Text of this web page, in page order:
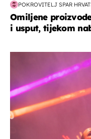
POKROVITELJ SPAR
Omiljene
i usput, tijekom